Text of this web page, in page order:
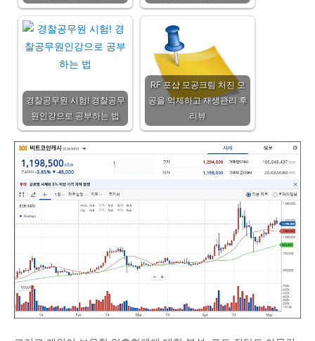
경찰공무원 시험! 경찰공무
원인강으로 공부하는 법
RF 포샵 모공크림 처진 모
공을 억제하고 재생관리 후
리뷰